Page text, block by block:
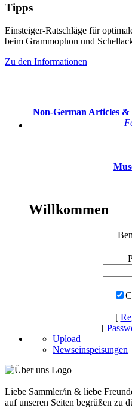
Tipps
Einsteiger-Ratschläge für
beim Grammophon und
Zu den Informationen
Non-German Articles &
Willkommen
[
[
Upload
Newseinspeisungen
Liebe Sammler/in & liebe
auf unseren Seiten begrüßen zu